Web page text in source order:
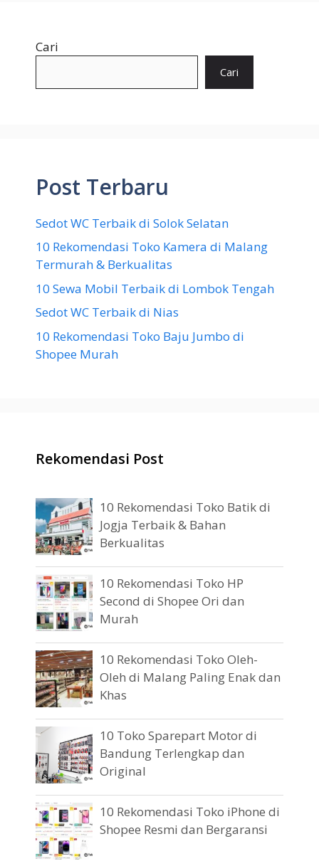
Cari
Cari
Post Terbaru
Sedot WC Terbaik di Solok Selatan
10 Rekomendasi Toko Kamera di Malang
Termurah & Berkualitas
10 Sewa Mobil Terbaik di Lombok Tengah
Sedot WC Terbaik di Nias
10 Rekomendasi Toko Baju Jumbo di
Shopee Murah
Rekomendasi Post
10 Rekomendasi Toko Batik di
Jogja Terbaik & Bahan
Berkualitas
10 Rekomendasi Toko HP
Second di Shopee Ori dan
Murah
10 Rekomendasi Toko Oleh-
Oleh di Malang Paling Enak dan
Khas
10 Toko Sparepart Motor di
Bandung Terlengkap dan
Original
10 Rekomendasi Toko iPhone di
Shopee Resmi dan Bergaransi